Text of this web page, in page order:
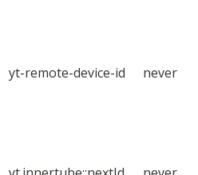
yt-remote-device-id never